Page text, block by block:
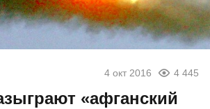
4 окт 2016 4 445
«афганский